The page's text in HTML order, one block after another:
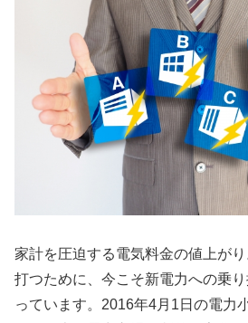
家計を圧迫する電気料金の値上が
打つために、今こそ新電力への乗
っています。2016年4月1日の電力